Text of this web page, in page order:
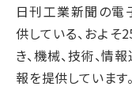
日刊工業新聞の電
供している、およ
き、機械、技術、情
報を提供しています。